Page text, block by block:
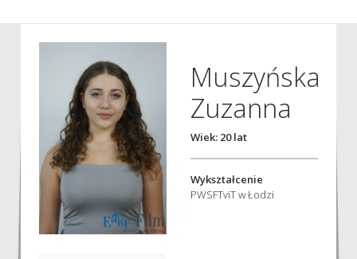
Muszyńska
Zuzanna
Wiek: 20 lat
Wykształcenie
PWSFTviT w Łodzi